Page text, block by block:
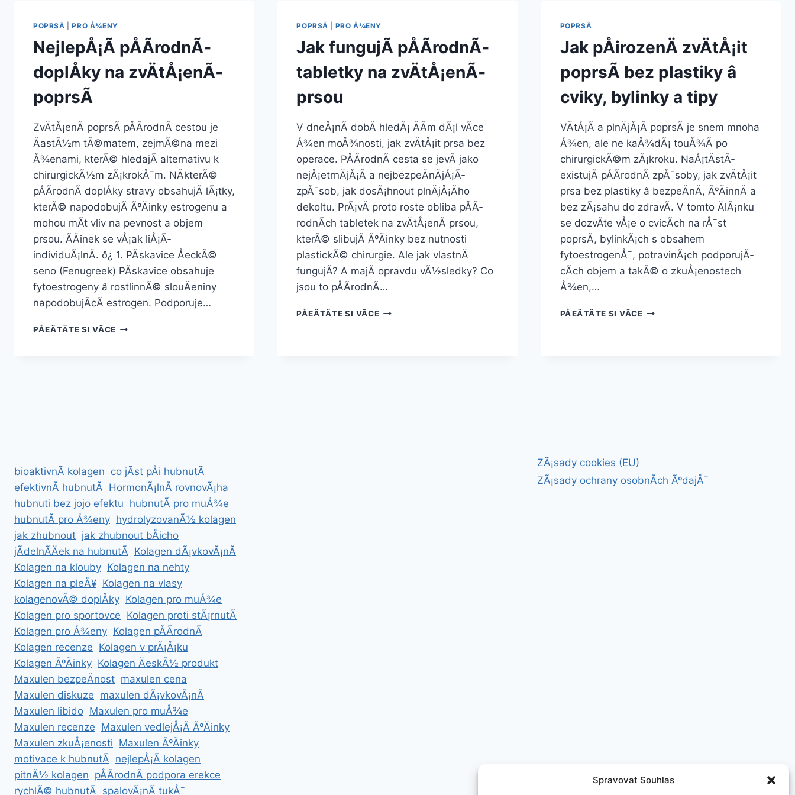
POPRSÃ­ |PRO Å¾ENY
NejlepÅ¡Ã­ pÅÃ­rodnÃ­
doplÅky na zvÄtÅ¡enÃ­
poprsÃ­
ZvÄtÅ¡enÃ­ poprsÃ­ pÅÃ­rodnÃ­ cestou je
ÄastÃ½m tÃ©matem, zejmÃ©na mezi
Å¾enami, kterÃ© hledajÃ­ alternativu k
chirurgickÃ½m zÃ¡krokÅ¯m. NÄkterÃ©
pÅÃ­rodnÃ­ doplÅky stravy obsahujÃ­ lÃ¡tky,
kterÃ© napodobujÃ­ ÃºÄinky estrogenu a
mohou mÃ­t vliv na pevnost a objem
prsou. ÃÄinek se vÅ¡ak liÅ¡Ã­
individuÃ¡lnÄ. ð¿ 1. PÃ­skavice ÅeckÃ©
seno (Fenugreek) PÃ­skavice obsahuje
fytoestrogeny â rostlinnÃ© slouÄeniny
napodobujÃ­cÃ­ estrogen. Podporuje…
PÅEÄTÄTE SI VÃ­CENEJLEPÅ¡Ã­
POPRSÃ­ PRO Å¾ENY
Jak fungujÃ­ pÅÃ­rodnÃ­
tabletky na zvÄtÅ¡enÃ­
prsou
V dneÅ¡nÃ­ dobÄ hledÃ¡ ÄÃ­m dÃ¡l vÃ­ce
Å¾en moÅ¾nosti, jak zvÄtÅ¡it prsa bez
operace. PÅÃ­rodnÃ­ cesta se jevÃ­ jako
nejÅ¡etrnÄjÅ¡Ã­ a nejbezpeÄnÄjÅ¡Ã­
zpÅ¯sob, jak dosÃ¡hnout plnÄjÅ¡Ã­ho
dekoltu. PrÃ¡vÄ proto roste obliba pÅÃ­
rodnÃ­ch tabletek na zvÄtÅ¡enÃ­ prsou,
kterÃ© slibujÃ­ ÃºÄinky bez nutnosti
plastickÃ© chirurgie. Ale jak vlastnÄ
fungujÃ­? A majÃ­ opravdu vÃ½sledky? Co
jsou to pÅÃ­rodnÃ­…
PÅEÄTÄTE SI VÃ­CEJAK
POPRSÃ­
Jak pÅirozenÄ zvÄtÅ¡it
poprsÃ­ bez plastiky â
cviky, bylinky a tipy
VÄtÅ¡Ã­ a plnÄjÅ¡Ã­ poprsÃ­ je snem mnoha
Å¾en, ale ne kaÅ¾dÃ¡ touÅ¾Ã­ po
chirurgickÃ©m zÃ¡kroku. NaÅ¡tÄstÃ­
existujÃ­ pÅÃ­rodnÃ­ zpÅ¯soby, jak zvÄtÅ¡it
prsa bez plastiky â bezpeÄnÄ, ÃºÄinnÄ a
bez zÃ¡sahu do zdravÃ­. V tomto ÄlÃ¡nku
se dozvÃ­te vÅ¡e o cvicÃ­ch na rÅ¯st
poprsÃ­, bylinkÃ¡ch s obsahem
fytoestrogenÅ¯, potravinÃ¡ch podporujÃ­
cÃ­ch objem a takÃ© o zkuÅ¡enostech
Å¾en,…
PÅEÄTÄTE SI VÃ­CEJAK
bioaktivnÃ­ kolagen co jÃ­st pÅi hubnutÃ­
efektivnÃ­ hubnutÃ­ HormonÃ¡lnÃ­ rovnovÃ¡ha
hubnuti bez jojo efektu hubnutÃ­ pro muÅ¾e
hubnutÃ­ pro Å¾eny hydrolyzovanÃ½ kolagen
jak zhubnout jak zhubnout bÅicho
jÃ­delnÃ­Äek na hubnutÃ­ Kolagen dÃ¡vkovÃ¡nÃ­
Kolagen na klouby Kolagen na nehty
Kolagen na pleÅ¥ Kolagen na vlasy
kolagenovÃ© doplÅky Kolagen pro muÅ¾e
Kolagen pro sportovce Kolagen proti stÃ¡rnutÃ­
Kolagen pro Å¾eny Kolagen pÅÃ­rodnÃ­
Kolagen recenze Kolagen v prÃ¡Å¡ku
Kolagen ÃºÄinky Kolagen ÄeskÃ½ produkt
Maxulen bezpeÄnost maxulen cena
Maxulen diskuze maxulen dÃ¡vkovÃ¡nÃ­
Maxulen libido Maxulen pro muÅ¾e
Maxulen recenze Maxulen vedlejÅ¡Ã­ ÃºÄinky
Maxulen zkuÅ¡enosti Maxulen ÃºÄinky
motivace k hubnutÃ­ nejlepÅ¡Ã­ kolagen
pitnÃ½ kolagen pÅÃ­rodnÃ­ podpora erekce
rychlÃ© hubnutÃ­ spalovÃ¡nÃ­ tukÅ¯
ZÃ¡sady cookies (EU)
ZÃ¡sady ochrany osobnÃ­ch ÃºdajÅ¯
Spravovat Souhlas